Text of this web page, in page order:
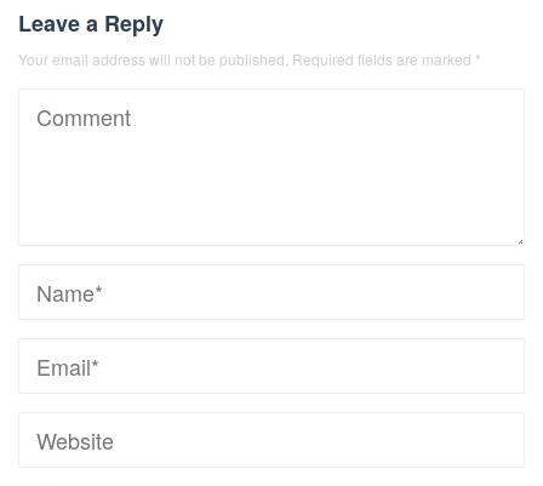
Leave a Reply
Your email address will not be published. Required fields are marked *